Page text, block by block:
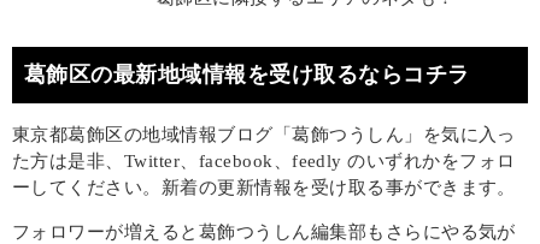
葛飾区の最新地域情報を受け取るならコチラ
東京都葛飾区の地域情報ブログ「葛飾つうしん」を気に入っ
た方は是非、Twitter、facebook、feedly のいずれかをフォロ
ーしてください。新着の更新情報を受け取る事ができます。
フォロワーが増えると葛飾つうしん編集部もさらにやる気が